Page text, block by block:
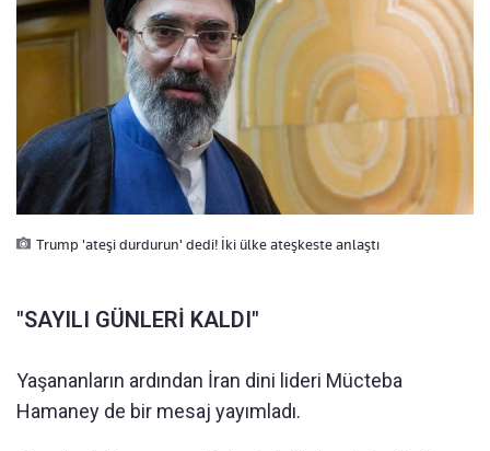
Trump 'ateşi durdurun' dedi! İki ülke ateşkeste anlaştı
"SAYILI GÜNLERİ KALDI"
Yaşananların ardından İran dini lideri Mücteba
Hamaney de bir mesaj yayımladı.